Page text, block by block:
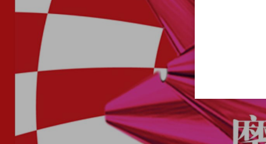
异国风情派对 电音派对
派对 潮趴主题派对
冰